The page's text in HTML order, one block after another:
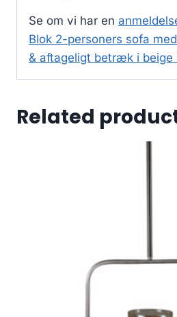
Se om vi har en
Blok 2-personers sofa
& aftageligt betræk i beige
Related